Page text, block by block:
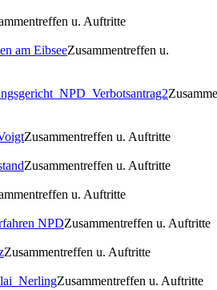
u. Auftritte
am EibseeZusammentreffen u.
Zusammentreffen u. Auftritte
Zusammentreffen u. Auftritte
u. Auftritte
NPDZusammentreffen u. Auftritte
Zusammentreffen u. Auftritte
Zusammentreffen u. Auftritte